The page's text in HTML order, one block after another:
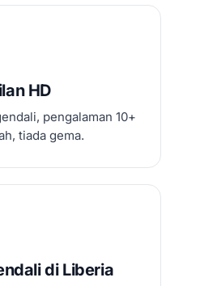
HD
pengalaman 10+
tiada gema.
di Liberia